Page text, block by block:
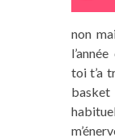
non
toi t’a